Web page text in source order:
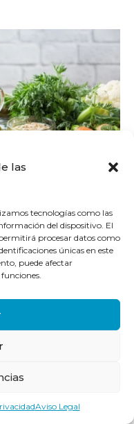
las
tecnologías como las
del dispositivo. El
procesar datos como
únicas en este
puede afectar
Aviso Legal
come lo que
llenar vacíos.
que hacer carreras ni
la medida de tus
estática,… – Quema, no
ejercicio favorece una